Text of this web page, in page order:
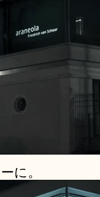
に。